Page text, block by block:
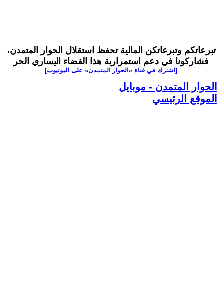
تبرعاتكم وتبرعاتكن المالية تحفظ استقلال الحوار المتمدن،
فشاركونا في دعم استمرارية هذا الفضاء اليساري الحر
[اشترك في قناة ‫«الحوار المتمدن» على اليوتيوب]
الحوار المتمدن - موبايل
الموقع الرئيسي